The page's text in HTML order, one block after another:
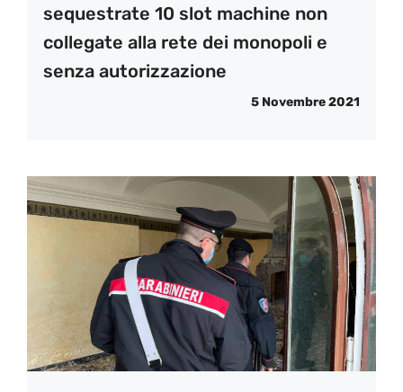
sequestrate 10 slot machine non
collegate alla rete dei monopoli e
senza autorizzazione
5 Novembre 2021